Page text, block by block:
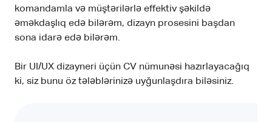
komandamla və müştərilərlə effektiv şəkildə
əməkdaşlıq edə bilərəm, dizayn prosesini başdan
sona idarə edə bilərəm.
Bir UI/UX dizayneri üçün CV nümunəsi hazırlayacağıq
ki, siz bunu öz tələblərinizə uyğunlaşdıra biləsiniz.